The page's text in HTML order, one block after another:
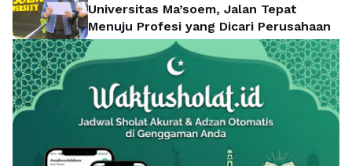
Universitas Ma’soem, Jalan Tepat
Menuju Profesi yang Dicari Perusahaan